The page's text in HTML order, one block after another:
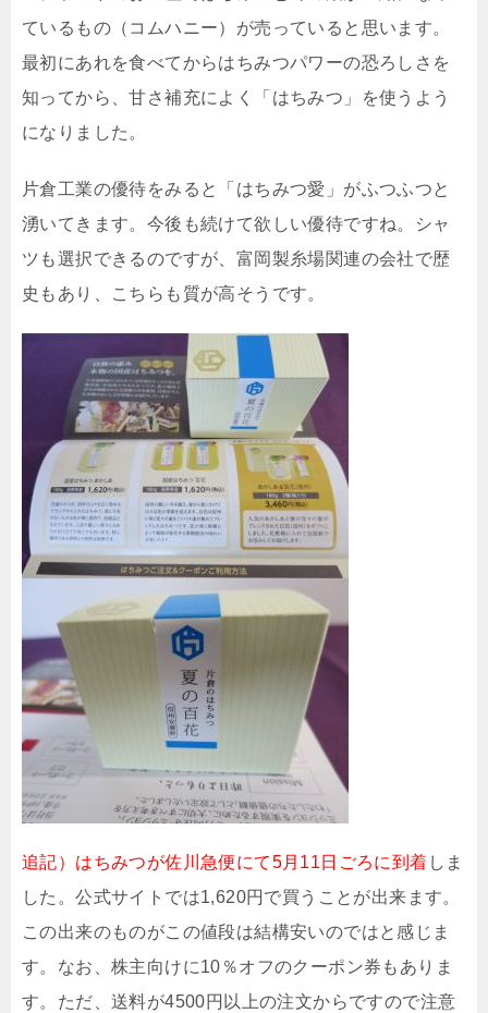
ているもの（コムハニー）が売っていると思います。
最初にあれを食べてからはちみつパワーの恐ろしさを
知ってから、甘さ補充によく「はちみつ」を使うよう
になりました。
片倉工業の優待をみると「はちみつ愛」がふつふつと
湧いてきます。今後も続けて欲しい優待ですね。シャ
ツも選択できるのですが、富岡製糸場関連の会社で歴
史もあり、こちらも質が高そうです。
追記）はちみつが佐川急便にて5月11日ごろに到着 しま
した。公式サイトでは1,620円で買うことが出来ます。
この出来のものがこの値段は結構安いのではと感じま
す。なお、株主向けに10％オフのクーポン券もありま
す。ただ、送料が4500円以上の注文からですので注意